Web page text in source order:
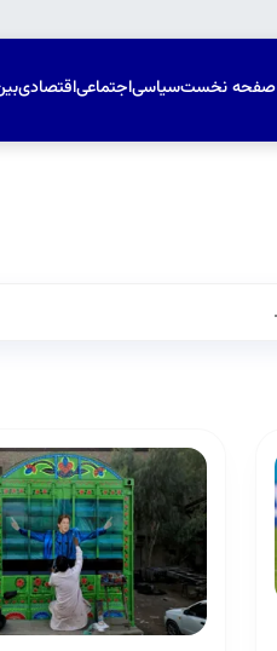
صفحه نخستسیاسیاجتماعیاقتصادی